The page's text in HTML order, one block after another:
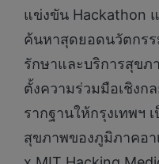
แข่งขัน Hackathon
ค้นหาสุดยอดนวัตกร
รักษาและบริการสุข
ตั้งความร่วมมือเชิงก
รากฐานให้กรุงเทพฯ
สุขภาพของภูมิภาคอา